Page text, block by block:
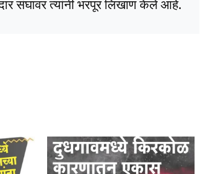
संघावर त्यांनी भरपूर लिखाण केले आहे.